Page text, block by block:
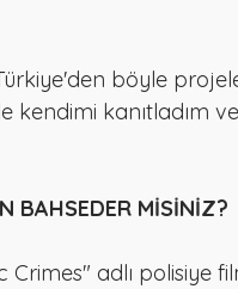
böyle
kanıtladım ve
BAHSEDER MİSİNİZ?
adlı polisiye